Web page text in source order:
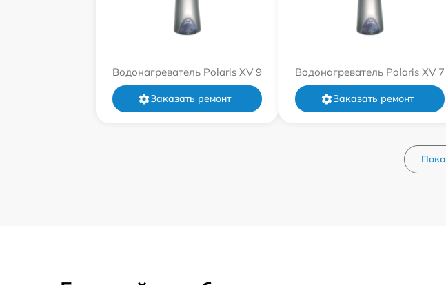
Водонагреватель Polaris XV 9
Заказать ремонт
Водонагреватель Polaris XV 7
Заказать ремонт